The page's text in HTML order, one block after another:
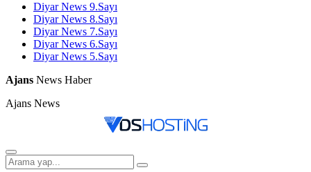
Diyar News 9.Sayı
Diyar News 8.Sayı
Diyar News 7.Sayı
Diyar News 6.Sayı
Diyar News 5.Sayı
Ajans News Haber
Ajans News